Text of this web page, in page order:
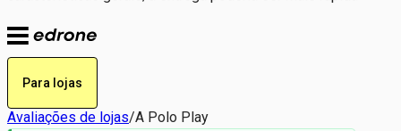
Para lojas
Avaliações de lojas/A Polo Play